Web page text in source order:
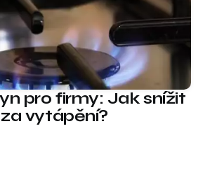
pro firmy: Jak snížit
vytápění?